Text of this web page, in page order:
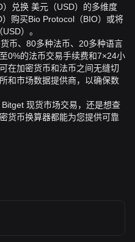
兑换 美元（USD）的多维度
购买Bio Protocol（BIO）或将
）。
币、80多种法币、20多种语言
0%的法币交易手续费和7×24小
在加密货币和法币之间无缝切
和市场数据提供商，以确保数
现货市场交易，还是想查
货币换算器都能为您提供可靠